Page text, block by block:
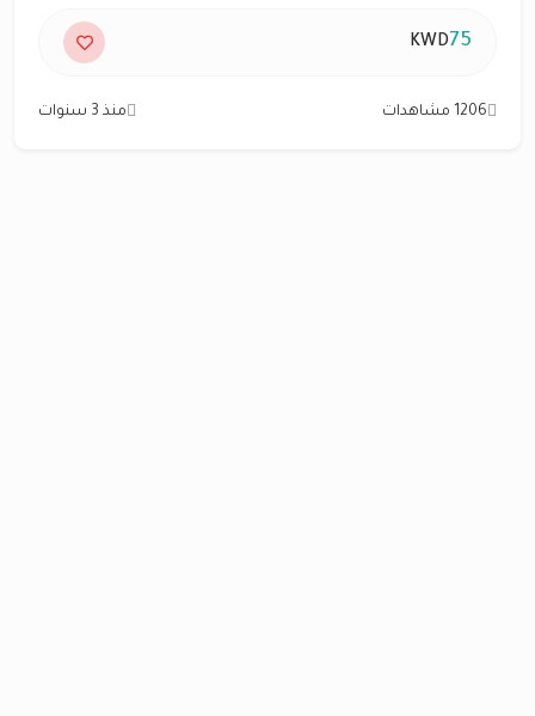
75
KWD
1206 مشاهدات منذ 3 سنوات